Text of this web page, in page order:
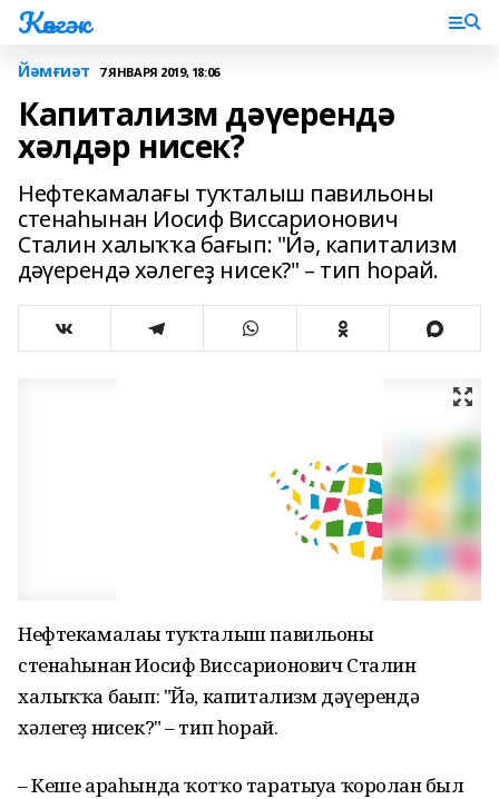
Көнгәк
Йәмғиәт 7 ЯНВАРЯ 2019, 18:06
Капитализм дәүерендә
хәлдәр нисек?
Нефтекамалағы туҡталыш павильоны
стенаһынан Иосиф Виссарионович
Сталин халыҡҡа бағып: "Йә, капитализм
дәүерендә хәлегеҙ нисек?" – тип һорай.
Нефтекамалағы туҡталыш павильоны
стенаһынан Иосиф Виссарионович Сталин
халыҡҡа бағып: "Йә, капитализм дәүерендә
хәлегеҙ нисек?" – тип һорай.
– Кеше араһында ҡотҡо таратыуға ҡоролған был